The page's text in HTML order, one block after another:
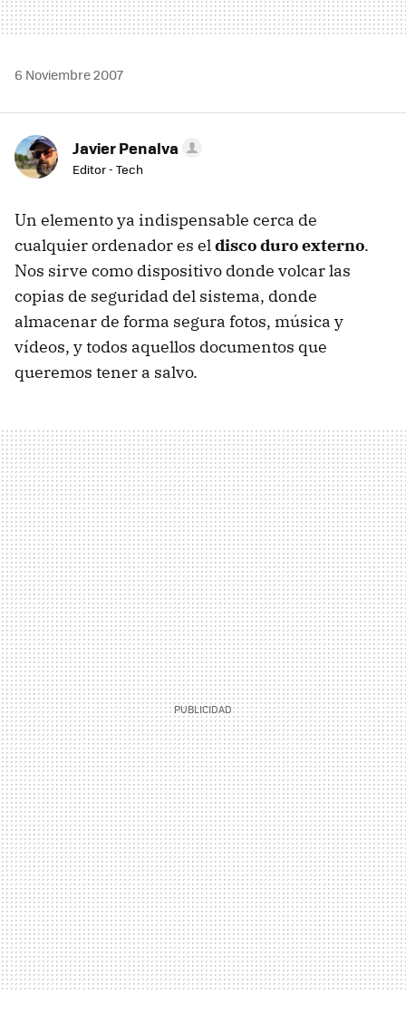
6 Noviembre 2007
Javier Penalva
Editor - Tech
Un elemento ya indispensable cerca de
cualquier ordenador es eldisco duro externo.
Nos sirve como dispositivo donde volcar las
copias de seguridad del sistema, donde
almacenar de forma segura fotos, música y
vídeos, y todos aquellos documentos que
queremos tener a salvo.